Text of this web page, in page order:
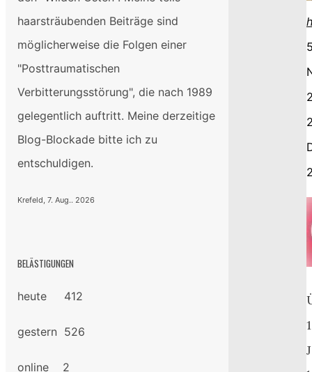
haarsträubenden Beiträge sind
möglicherweise die Folgen einer
"Posttraumatischen
Verbitterungsstörung", die nach 1989
gelegentlich auftritt. Meine derzeitige
Blog-Blockade bitte ich zu
entschuldigen.
Krefeld, 7. Aug.. 2026
BELÄSTIGUNGEN
heute 412
gestern 526
online 2